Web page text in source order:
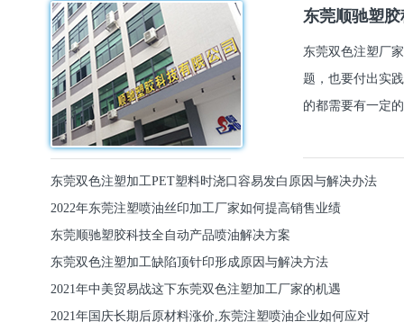
东莞顺驰塑
东莞双色注塑厂
题，也要付出实
的都需要有一定
东莞双色注塑加工PET塑料时浇口容易发白原因与解决办法
2022年东莞注塑喷油丝印加工厂家如何提高销售业绩
东莞顺驰塑胶科技全自动产品喷油解决方案
东莞双色注塑加工缺陷顶针印形成原因与解决方法
2021年中美贸易战这下东莞双色注塑加工厂家的机遇
2021年国庆长期后原材料涨价,东莞注塑喷油企业如何应对